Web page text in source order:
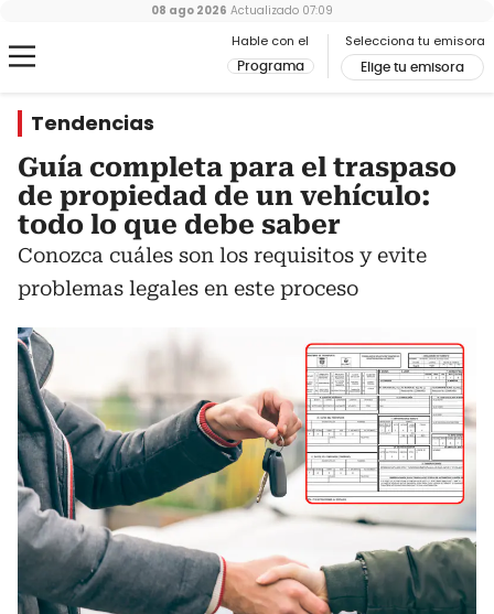
Hable con el
Programa
Selecciona tu emisora
Elige tu emisora
08 ago 2026 Actualizado 07:09
Tendencias
Guía completa para el traspaso
de propiedad de un vehículo:
todo lo que debe saber
Conozca cuáles son los requisitos y evite
problemas legales en este proceso